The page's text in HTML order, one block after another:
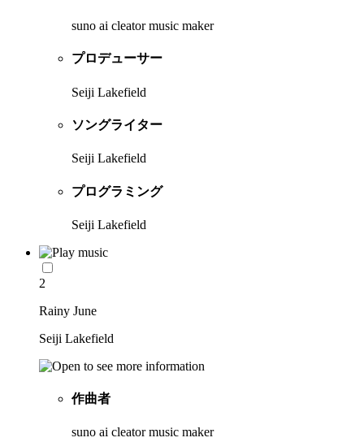
suno ai cleator music maker
プロデューサー
Seiji Lakefield
ソングライター
Seiji Lakefield
プログラミング
Seiji Lakefield
2
Rainy June
Seiji Lakefield
作曲者
suno ai cleator music maker